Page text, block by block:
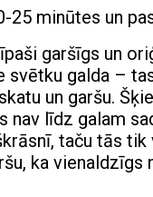
25 minūtes un
garšīgs un
svētku galda –
un garšu.
nav līdz galam
taču tās
ka vienaldzīgs